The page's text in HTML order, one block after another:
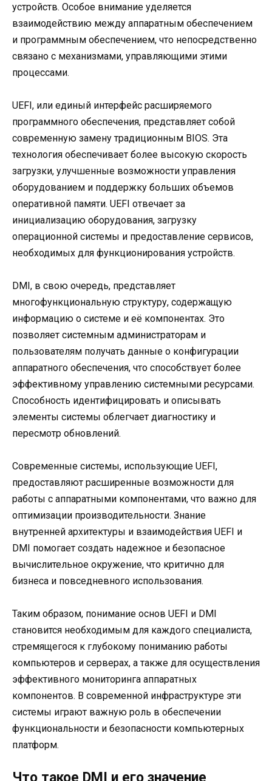
устройств. Особое внимание уделяется
взаимодействию между аппаратным обеспечением
и программным обеспечением, что непосредственно
связано с механизмами, управляющими этими
процессами.
UEFI, или единый интерфейс расширяемого
программного обеспечения, представляет собой
современную замену традиционным BIOS. Эта
технология обеспечивает более высокую скорость
загрузки, улучшенные возможности управления
оборудованием и поддержку больших объемов
оперативной памяти. UEFI отвечает за
инициализацию оборудования, загрузку
операционной системы и предоставление сервисов,
необходимых для функционирования устройств.
DMI, в свою очередь, представляет
многофункциональную структуру, содержащую
информацию о системе и её компонентах. Это
позволяет системным администраторам и
пользователям получать данные о конфигурации
аппаратного обеспечения, что способствует более
эффективному управлению системными ресурсами.
Способность идентифицировать и описывать
элементы системы облегчает диагностику и
пересмотр обновлений.
Современные системы, использующие UEFI,
предоставляют расширенные возможности для
работы с аппаратными компонентами, что важно для
оптимизации производительности. Знание
внутренней архитектуры и взаимодействия UEFI и
DMI помогает создать надежное и безопасное
вычислительное окружение, что критично для
бизнеса и повседневного использования.
Таким образом, понимание основ UEFI и DMI
становится необходимым для каждого специалиста,
стремящегося к глубокому пониманию работы
компьютеров и серверах, а также для осуществления
эффективного мониторинга аппаратных
компонентов. В современной инфраструктуре эти
системы играют важную роль в обеспечении
функциональности и безопасности компьютерных
платформ.